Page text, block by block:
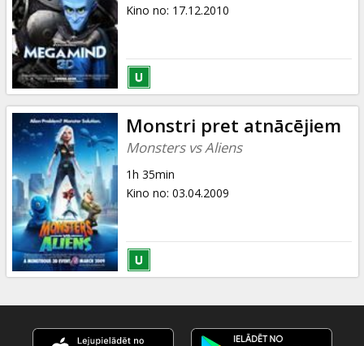
Kino no: 17.12.2010
Monstri pret atnācējiem
Monsters vs Aliens
1h 35min
Kino no: 03.04.2009